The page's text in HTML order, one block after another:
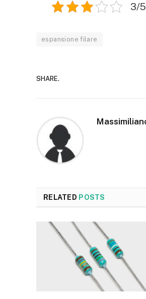
3/
espansione filare
SHARE.
RELATED POSTS